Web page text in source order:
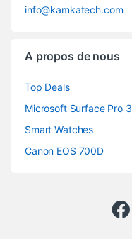
info@kamkatech.com
A propos de nous
Top Deals
Microsoft Surface Pro 3
Smart Watches
Canon EOS 700D